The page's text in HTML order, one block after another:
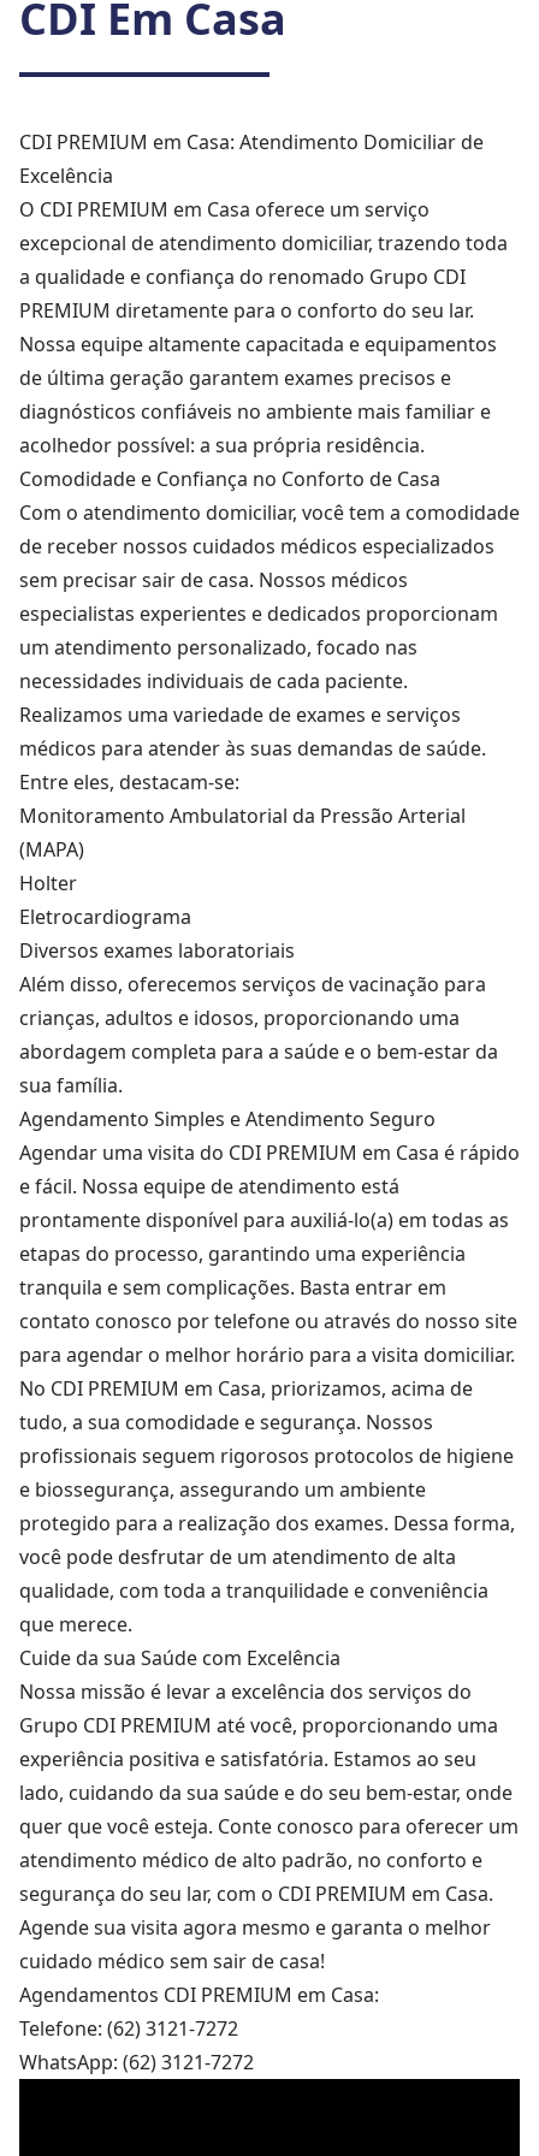
CDI Em Casa
CDI PREMIUM em Casa: Atendimento Domiciliar de
Excelência
O CDI PREMIUM em Casa oferece um serviço
excepcional de atendimento domiciliar, trazendo toda
a qualidade e confiança do renomado Grupo CDI
PREMIUM diretamente para o conforto do seu lar.
Nossa equipe altamente capacitada e equipamentos
de última geração garantem exames precisos e
diagnósticos confiáveis no ambiente mais familiar e
acolhedor possível: a sua própria residência.
Comodidade e Confiança no Conforto de Casa
Com o atendimento domiciliar, você tem a comodidade
de receber nossos cuidados médicos especializados
sem precisar sair de casa. Nossos médicos
especialistas experientes e dedicados proporcionam
um atendimento personalizado, focado nas
necessidades individuais de cada paciente.
Realizamos uma variedade de exames e serviços
médicos para atender às suas demandas de saúde.
Entre eles, destacam-se:
Monitoramento Ambulatorial da Pressão Arterial
(MAPA)
Holter
Eletrocardiograma
Diversos exames laboratoriais
Além disso, oferecemos serviços de vacinação para
crianças, adultos e idosos, proporcionando uma
abordagem completa para a saúde e o bem-estar da
sua família.
Agendamento Simples e Atendimento Seguro
Agendar uma visita do CDI PREMIUM em Casa é rápido
e fácil. Nossa equipe de atendimento está
prontamente disponível para auxiliá-lo(a) em todas as
etapas do processo, garantindo uma experiência
tranquila e sem complicações. Basta entrar em
contato conosco por telefone ou através do nosso site
para agendar o melhor horário para a visita domiciliar.
No CDI PREMIUM em Casa, priorizamos, acima de
tudo, a sua comodidade e segurança. Nossos
profissionais seguem rigorosos protocolos de higiene
e biossegurança, assegurando um ambiente
protegido para a realização dos exames. Dessa forma,
você pode desfrutar de um atendimento de alta
qualidade, com toda a tranquilidade e conveniência
que merece.
Cuide da sua Saúde com Excelência
Nossa missão é levar a excelência dos serviços do
Grupo CDI PREMIUM até você, proporcionando uma
experiência positiva e satisfatória. Estamos ao seu
lado, cuidando da sua saúde e do seu bem-estar, onde
quer que você esteja. Conte conosco para oferecer um
atendimento médico de alto padrão, no conforto e
segurança do seu lar, com o CDI PREMIUM em Casa.
Agende sua visita agora mesmo e garanta o melhor
cuidado médico sem sair de casa!
Agendamentos CDI PREMIUM em Casa:
Telefone: (62) 3121-7272
WhatsApp: (62) 3121-7272